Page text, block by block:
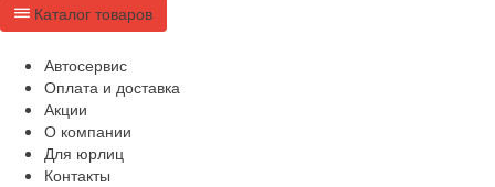
Каталог товаров
Автосервис
Оплата и доставка
Акции
О компании
Для юрлиц
Контакты